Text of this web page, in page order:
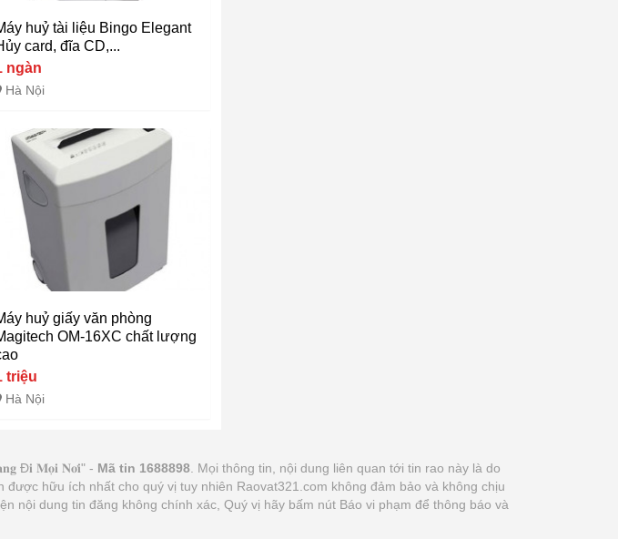
huỷ tài liệu Bingo Elegant
card, đĩa CD,...
ngàn
Hà Nội
huỷ giấy văn phòng
OM-16XC chất lượng
triệu
Hà Nội
Đ𝐢 𝐌𝐨̣𝐢 𝐍𝐨̛𝐢" - Mã tin 1688898 . Mọi thông tin, nội dung liên quan tới tin rao này là do
hữu ích nhất cho quý vị tuy nhiên Raovat321.com không đảm bảo và không chịu
nội dung tin đăng không chính xác, Quý vị hãy bấm nút Báo vi phạm để thông báo và